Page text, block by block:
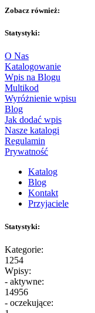
Zobacz również:
Statystyki:
O Nas
Katalogowanie
Wpis na Blogu
Multikod
Wyróżnienie wpisu
Blog
Jak dodać wpis
Nasze katalogi
Regulamin
Prywatność
Katalog
Blog
Kontakt
Przyjaciele
Statystyki:
Kategorie:
1254
Wpisy:
- aktywne:
14956
- oczekujące: